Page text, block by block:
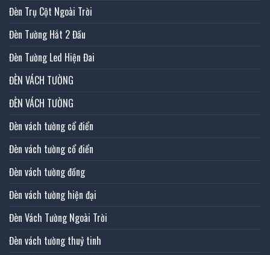
Đèn Trụ Cột Ngoài Trời
Đèn Tường Hắt 2 Đầu
Đèn Tường Led Hiện Đai
ĐÈN VÁCH TƯỜNG
ĐÈN VÁCH TƯỜNG
Đèn vách tường cổ điển
Đèn vách tường cổ điển
Đèn vách tường đồng
Đèn vách tường hiện đại
Đèn Vách Tường Ngoài Trời
Đèn vách tường thuỷ tinh